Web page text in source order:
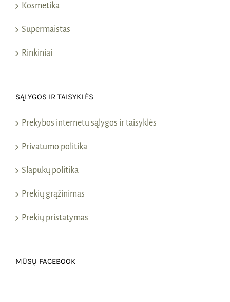
Kosmetika
Supermaistas
Rinkiniai
SĄLYGOS IR TAISYKLĖS
Prekybos internetu sąlygos ir taisyklės
Privatumo politika
Slapukų politika
Prekių grąžinimas
Prekių pristatymas
MŪSŲ FACEBOOK